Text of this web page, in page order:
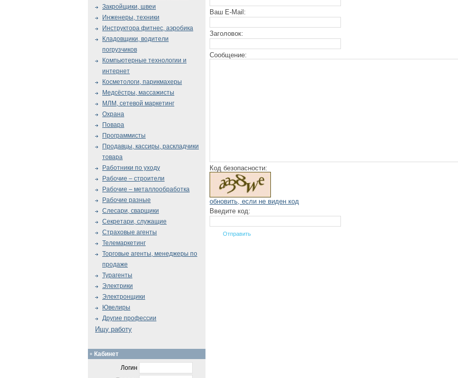
Ваш E-Mail:
Заголовок:
Сообщение:
Код безопасности:
обновить, если не виден код
Введите код:
Закройщики, швеи
Инженеры, техники
Инструктора фитнес, аэробика
Кладовщики, водители
погрузчиков
Компьютерные технологии и
интернет
Косметологи, парикмахеры
Медсёстры, массажисты
МЛМ, сетевой маркетинг
Охрана
Повара
Программисты
Продавцы, кассиры, раскладчики
товара
Работники по уходу
Рабочие – строители
Рабочие – металлообработка
Рабочие разные
Слесари, сварщики
Секретари, служащие
Страховые агенты
Телемаркетинг
Торговые агенты, менеджеры по
продаже
Турагенты
Электрики
Электронщики
Ювелиры
Другие профессии
Ищу работу
Кабинет
Логин